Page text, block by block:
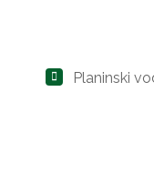
Planinski